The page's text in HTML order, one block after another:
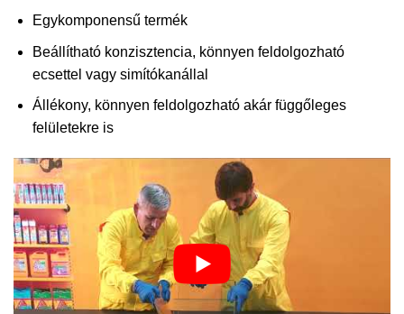
Egykomponensű termék
Beállítható konzisztencia, könnyen feldolgozható
ecsettel vagy simítókanállal
Állékony, könnyen feldolgozható akár függőleges
felületekre is